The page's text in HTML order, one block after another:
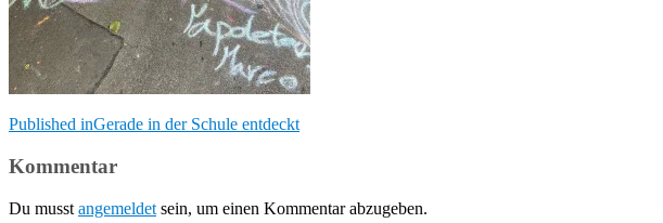
Beitragsnavigation
Published inGerade in der Schule entdeckt
Kommentar
Du musst angemeldet sein, um einen Kommentar abzugeben.